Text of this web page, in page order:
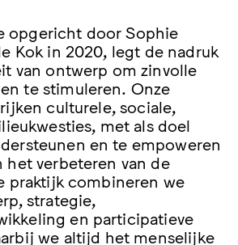
opgericht door Sophie
Kok in 2020, legt de nadruk
van ontwerp om zinvolle
te stimuleren. Onze
culturele, sociale,
met als doel
en te empoweren
het verbeteren van de
praktijk combineren we
strategie,
en participatieve
we altijd het menselijke